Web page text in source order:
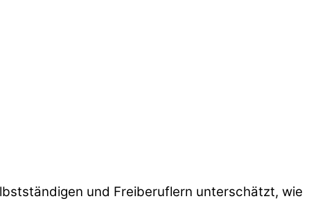
und Freiberuflern unterschätzt, wie